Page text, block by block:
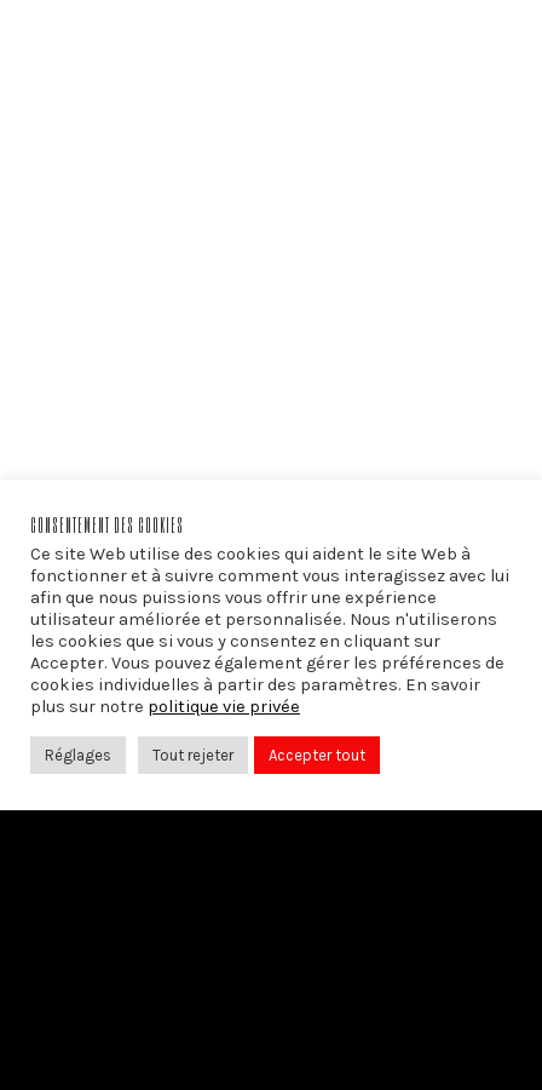
PRÉCÉDENT
Entretien avec Pascal Picq
Rencontres à Auschwitz
CONSENTEMENT DES COOKIES
Ce site Web utilise des cookies qui aident le site Web à
fonctionner et à suivre comment vous interagissez avec lui
afin que nous puissions vous offrir une expérience
utilisateur améliorée et personnalisée. Nous n'utiliserons
les cookies que si vous y consentez en cliquant sur
Accepter. Vous pouvez également gérer les préférences de
cookies individuelles à partir des paramètres. En savoir
plus sur notre politique vie privée
Réglages Tout rejeter Accepter tout